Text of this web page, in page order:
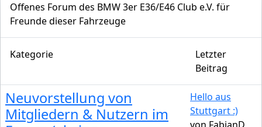
Offenes Forum des BMW 3er E36/E46 Club e.V. für
Freunde dieser Fahrzeuge
Kategorie
Letzter
Beitrag
Neuvorstellung von
Mitgliedern & Nutzern im
Hello aus
Stuttgart :)